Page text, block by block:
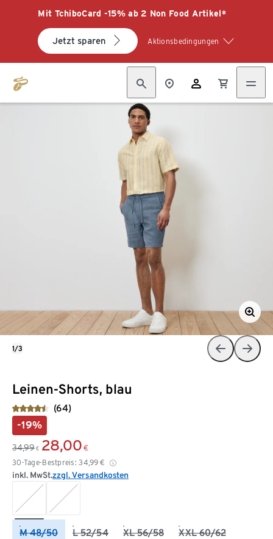
Mit TchiboCard -15% ab 2 Non Food Artikel*
Jetzt sparen Aktionsbedingungen
Leinen-Shorts, blau
(64)
-19%
34,99 € 28,00 €
30-Tage-Bestpreis: 34,99 €
inkl. MwSt.zzgl. Versandkosten
M 48/50 L 52/54 XL 56/58 XXL 60/62
1/3